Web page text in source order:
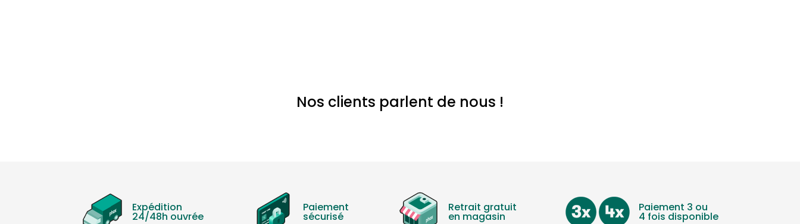
Nos clients parlent de nous !
Expédition
24/48h ouvrée
Paiement
sécurisé
Retrait gratuit
en magasin
Paiement 3 ou
4 fois disponible